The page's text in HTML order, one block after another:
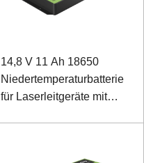
14,8 V 11 Ah 18650
Niedertemperaturbatterie
für Laserleitgeräte mit